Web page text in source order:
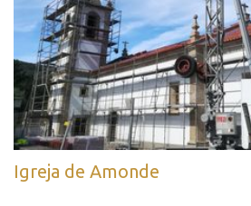
Igreja de Amonde